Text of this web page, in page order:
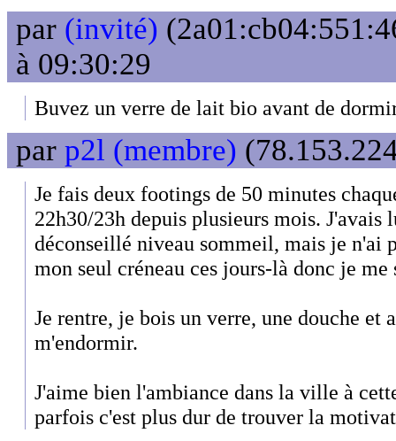
par (invité)
à 09:30:29
Buvez un verre de lait bio avant de
par p2l (membre)
Je fais deux footings de 50 minutes
22h30/23h depuis plusieurs mois. J'avais
déconseillé niveau sommeil, mais je n'ai
mon seul créneau ces jours-là donc je me
Je rentre, je bois un verre, une douche
m'endormir.
J'aime bien l'ambiance dans la ville à
parfois c'est plus dur de trouver la